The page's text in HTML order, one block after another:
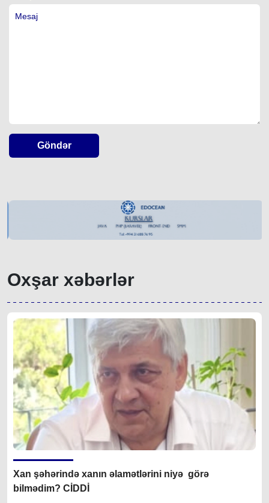
Göndər
Oxşar xəbərlər
Xan şəhərində xanın əlamətlərini niyə görə
bilmədim? CİDDİ